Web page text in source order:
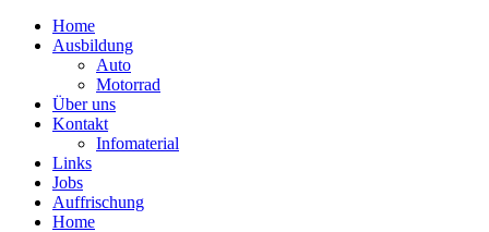
Home
Ausbildung
Auto
Motorrad
Über uns
Kontakt
Infomaterial
Links
Jobs
Auffrischung
Home